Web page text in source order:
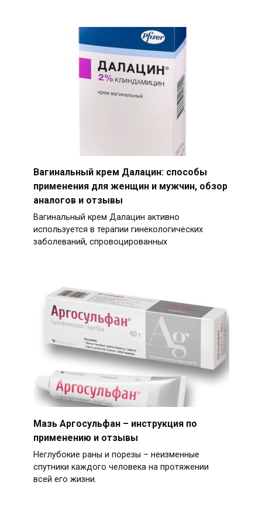
Вагинальный крем Далацин: способы
применения для женщин и мужчин, обзор
аналогов и отзывы
Вагинальный крем Далацин активно
используется в терапии гинекологических
заболеваний, спровоцированных
Мазь Аргосульфан – инструкция по
применению и отзывы
Неглубокие раны и порезы – неизменные
спутники каждого человека на протяжении
всей его жизни.